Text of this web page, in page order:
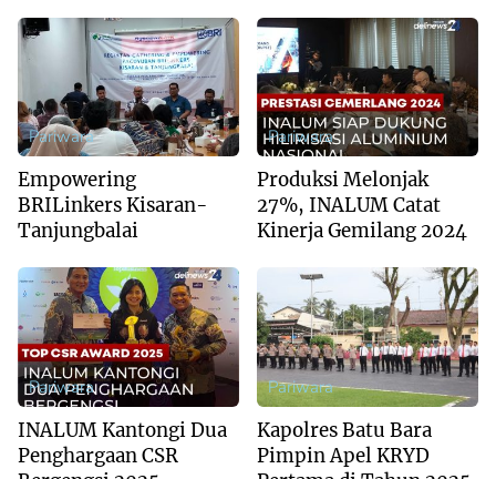
Pariwara
Empowering
BRILinkers Kisaran-
Tanjungbalai
Pariwara
Produksi Melonjak
27%, INALUM Catat
Kinerja Gemilang 2024
Pariwara
INALUM Kantongi Dua
Penghargaan CSR
Pariwara
Kapolres Batu Bara
Pimpin Apel KRYD